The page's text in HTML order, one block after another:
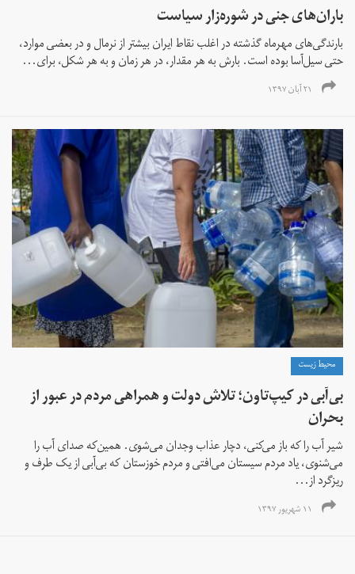
باران‌های جنی در شوره‌زار سیاست
بارندگی‌های مهرماه گذشته در اغلب نقاط ایران بیشتر از نرمال و در بعضی موارد،
حتی سیل‌آسا بوده است. بارش به هر مقدار، در هر زمان و به‌ هر شکل، برای...
۲۱ آبان ۱۳۹۷
محیط زیست
بی‌آبی در کیپ‌تاون؛ تلاش دولت و همراهی مردم در عبور از
بحران
شیر آب را که باز می‌کنی، دچار عذاب وجدان می‌شوی. همین‌که صدای آب را
می‌شنوی، یاد مردم سیستان می‌افتی و مردم خوزستان که بی‌آبی از یک طرف و
ریزگرد از...
۱۱ شهریور ۱۳۹۷